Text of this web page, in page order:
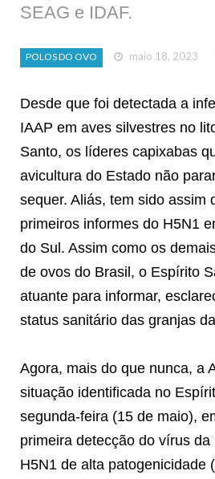
SEAG e IDAF.
POLOS DO OVO maio 18, 2023
Desde que foi detectada a
IAAP em aves silvestres no
Santo, os líderes capixabas
avicultura do Estado não
sequer. Aliás, tem sido assim
primeiros informes do H5N1
do Sul. Assim como os
de ovos do Brasil, o Espírito
atuante para informar,
status sanitário das granjas
Agora, mais do que nunca, a
situação identificada no
segunda-feira (15 de maio),
primeira detecção do vírus
H5N1 de alta patogenicidade